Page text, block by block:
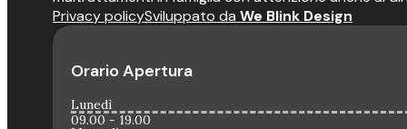
Privacy policySviluppato da We Blink Design
Orario Apertura
Lunedì
09.00 - 19.00